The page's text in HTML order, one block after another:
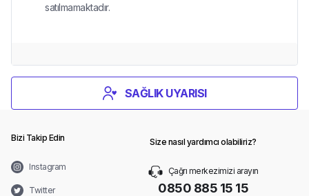
satılmamaktadır.
SAĞLIK UYARISI
Bizi Takip Edin
Instagram
Twitter
Size nasıl yardımcı olabiliriz?
Çağrı merkezimizi arayın
0850 885 15 15